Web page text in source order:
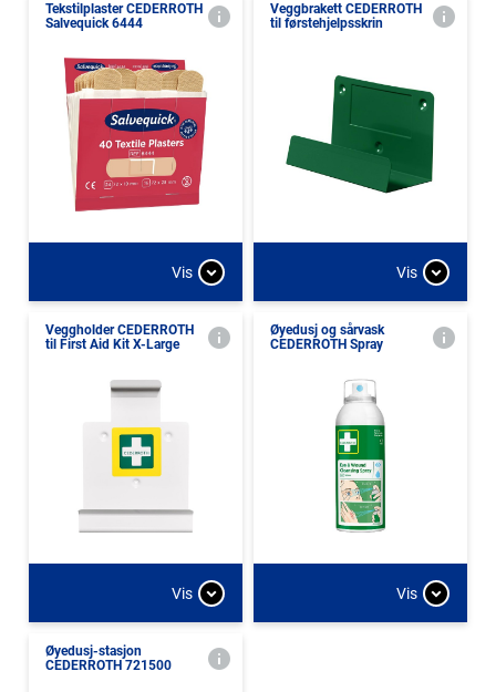
Tekstilplaster CEDERROTH
Salvequick 6444
Vis
Veggbrakett CEDERROTH
til førstehjelpsskrin
Vis
Veggholder CEDERROTH
til First Aid Kit X-Large
Vis
Øyedusj og sårvask
CEDERROTH Spray
Vis
Øyedusj-stasjon
CEDERROTH 721500